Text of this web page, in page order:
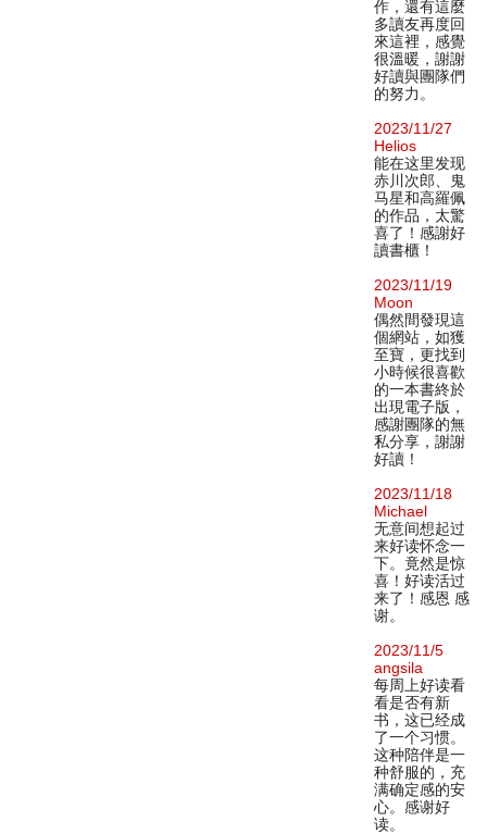
作，還有這麼
多讀友再度回
來這裡，感覺
很溫暖，謝謝
好讀與團隊們
的努力。
2023/11/27
Helios
能在这里发现
赤川次郎、鬼
马星和高羅佩
的作品，太驚
喜了！感謝好
讀書櫃！
2023/11/19
Moon
偶然間發現這
個網站，如獲
至寶，更找到
小時候很喜歡
的一本書終於
出現電子版，
感謝團隊的無
私分享，謝謝
好讀！
2023/11/18
Michael
无意间想起过
来好读怀念一
下。竟然是惊
喜！好读活过
来了！感恩 感
谢。
2023/11/5
angsila
每周上好读看
看是否有新
书，这已经成
了一个习惯。
这种陪伴是一
种舒服的，充
满确定感的安
心。感谢好
读。